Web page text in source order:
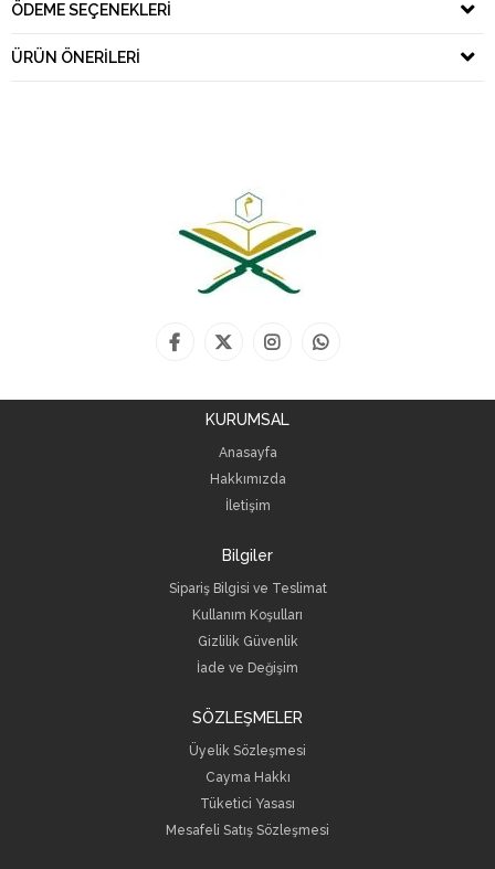
ÖDEME SEÇENEKLERI
ÜRÜN ÖNERILERI
KURUMSAL
Anasayfa
Hakkımızda
İletişim
Bilgiler
Sipariş Bilgisi ve Teslimat
Kullanım Koşulları
Gizlilik Güvenlik
İade ve Değişim
SÖZLEŞMELER
Üyelik Sözleşmesi
Cayma Hakkı
Tüketici Yasası
Mesafeli Satış Sözleşmesi